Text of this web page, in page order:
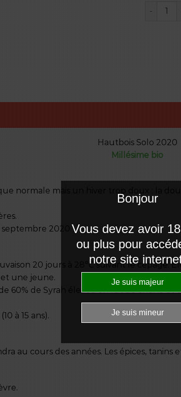
quantité
Hautbois Solo 2020
Millésime bio
normale mais un hiver trop doux : la
2020.
20 jours à 28°C suivant le cépage.
une jeune.
de 60% de Syrah élevée en fût de chêne
à 15 ans).
au cours des années. Les épices,
Bonjour
Vous devez avoir
ou plus pour
notre site